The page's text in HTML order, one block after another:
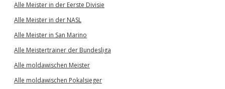
Alle Meister in der Eerste Divisie
Alle Meister in der NASL
Alle Meister in San Marino
Alle Meistertrainer der Bundesliga
Alle moldawischen Meister
Alle moldawischen Pokalsieger